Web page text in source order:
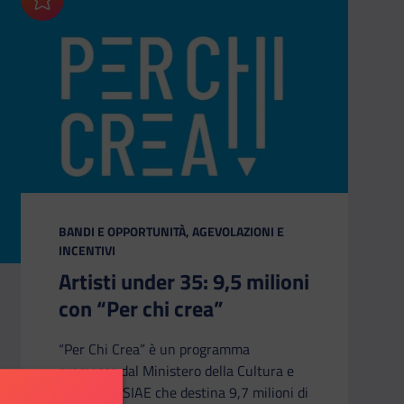
Aggiungi ai preferiti
CATEGORIA:
BANDI E OPPORTUNITÀ, AGEVOLAZIONI E
INCENTIVI
Artisti under 35: 9,5 milioni
con “Per chi crea”
“Per Chi Crea” è un programma
promosso dal Ministero della Cultura e
gestito da SIAE che destina 9,7 milioni di